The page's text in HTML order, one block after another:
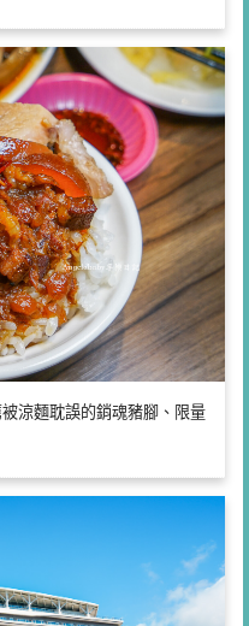
涼麵耽誤的銷魂豬腳、限量